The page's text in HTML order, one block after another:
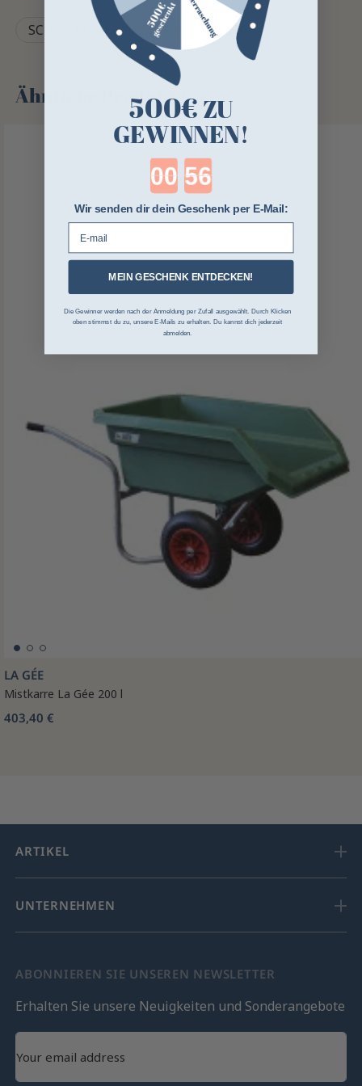
SCHUBKARREN, WAGEN UND ANHÄNGER
Ähnliche Produkte
LA GÉE
Mistkarre La Gée 200 l
403,40 €
ARTIKEL
UNTERNEHMEN
ABONNIEREN SIE UNSEREN NEWSLETTER
Erhalten Sie unsere Neuigkeiten und Sonderangebote
500€ ZU
GEWINNEN!
Countdown ends in:
Wir senden dir dein Geschenk per E-Mail:
MEIN GESCHENK ENTDECKEN!
Die Gewinner werden nach der Anmeldung per Zufall ausgewählt. Durch Klicken
oben stimmst du zu, unsere E-Mails zu erhalten. Du kannst dich jederzeit
abmelden.